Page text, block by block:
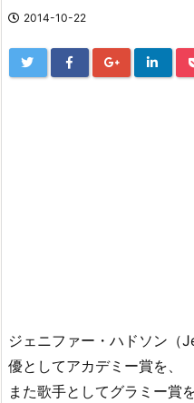
2014-10-22
ジェニファー・ハドソン（
優としてアカデミー賞を、
また歌手としてグラミー賞